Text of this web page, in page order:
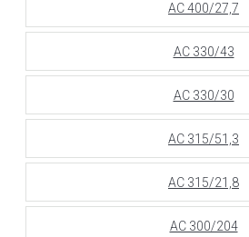
АС 400/27,7
АС 330/43
АС 330/30
АС 315/51,3
АС 315/21,8
АС 300/204